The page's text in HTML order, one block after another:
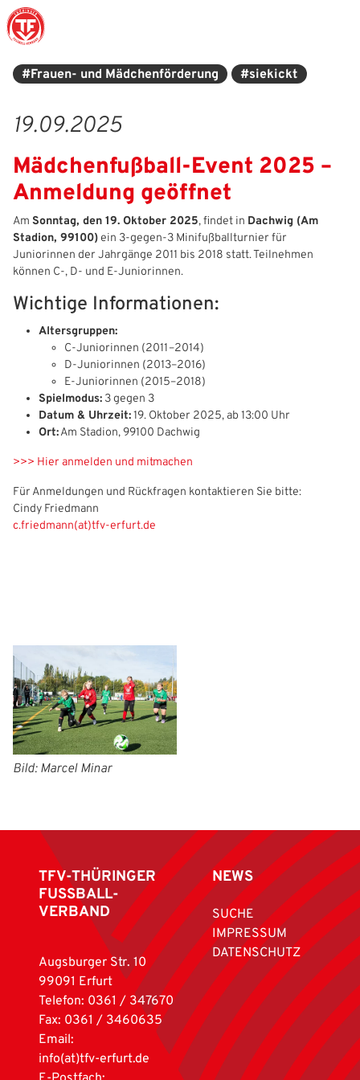
#Frauen- und Mädchenförderung #siekickt
19.09.2025
Mädchenfußball-Event 2025 –
Anmeldung geöffnet
Am Sonntag, den 19. Oktober 2025, findet in Dachwig (Am
Stadion, 99100)ein 3-gegen-3 Minifußballturnier für
Juniorinnen der Jahrgänge 2011 bis 2018 statt. Teilnehmen
können C-, D- und E-Juniorinnen.
Wichtige Informationen:
Altersgruppen:
C-Juniorinnen (2011–2014)
D-Juniorinnen (2013–2016)
E-Juniorinnen (2015–2018)
Spielmodus: 3 gegen 3
Datum & Uhrzeit:19. Oktober 2025, ab 13:00 Uhr
Ort:Am Stadion, 99100 Dachwig
>>> Hier anmelden und mitmachen
Für Anmeldungen und Rückfragen kontaktieren Sie bitte:
Cindy Friedmann
c.friedmann(at)tfv-erfurt.de
Bild: Marcel Minar
TFV-THÜRINGER
FUSSBALL-
VERBAND
Augsburger Str. 10
99091 Erfurt
Telefon: 0361 / 347670
Fax: 0361 / 3460635
Email:
info(at)tfv-erfurt.de
NEWS
SUCHE
IMPRESSUM
DATENSCHUTZ
WEBSITE DURCHSUCHEN
IHRE LESEZEICHEN
IHR LOGIN
Benutzeranmeldung
Bitte geben Sie Ihren Benutzernamen und Ihr Passwort ein, um
sich an der Website anzumelden.
Geschäftsstelle
Chronik
Ehrentafel
Partnerschaft
Mitgliedschaft
Sicherheit
Junioren
Juniorinnen
Schiedsrichter
Freizeit- und Breitensport
Futsal
Eliteschulen
Erzieher und Lehrer
Veranstaltungskalender
DFB-Mobil
DFB-Masterplan
Vielfalt
Fair Play
Prävention
Schule und Kita
Kinder- und Jugendschutz
#siekickt
Tage des Mädchenfußballs
Newsletter
DFBnet
Passwesen
Downloads
Datenschutz
Länderspiele
Impressum